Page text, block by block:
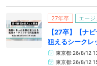
27年卒 エー
【27卒】【ナ
狙えるシークレ
東京都:26/8/12
東京都:26/8/12